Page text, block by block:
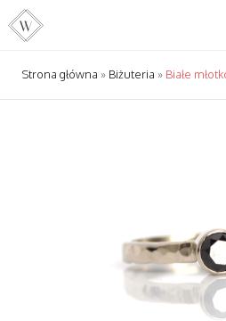
Strona główna » Biżuteria » Białe